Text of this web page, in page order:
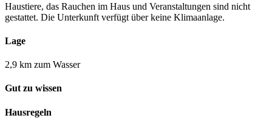
Haustiere, das Rauchen im Haus und Veranstaltungen sind nicht
gestattet. Die Unterkunft verfügt über keine Klimaanlage.
Lage
2,9 km zum Wasser
Gut zu wissen
Hausregeln